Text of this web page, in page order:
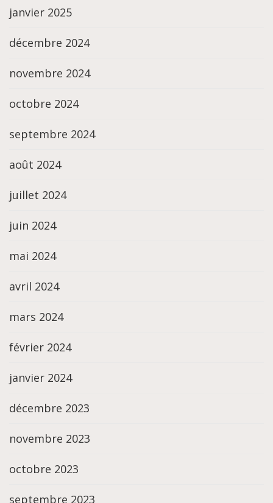
janvier 2025
décembre 2024
novembre 2024
octobre 2024
septembre 2024
août 2024
juillet 2024
juin 2024
mai 2024
avril 2024
mars 2024
février 2024
janvier 2024
décembre 2023
novembre 2023
octobre 2023
septembre 2023